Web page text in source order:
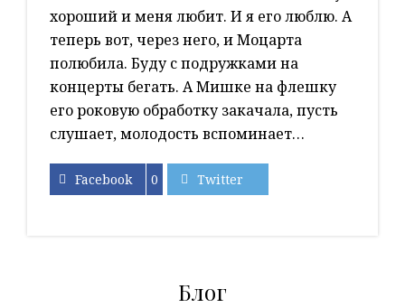
хороший и меня любит. И я его люблю. А
теперь вот, через него, и Моцарта
полюбила. Буду с подружками на
концерты бегать. А Мишке на флешку
его роковую обработку закачала, пусть
слушает, молодость вспоминает…
Facebook 0 Twitter
Блог